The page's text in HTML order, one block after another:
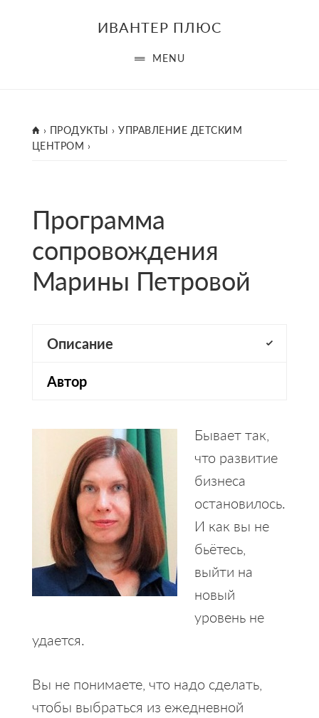
ИВАНТЕР ПЛЮС
MENU
ГЛАВНАЯ
› ПРОДУКТЫ ›УПРАВЛЕНИЕ ДЕТСКИМ
ЦЕНТРОМ ›
Программа
сопровождения
Марины Петровой
Описание
Автор
Бывает так,
что развитие
бизнеса
остановилось.
И как вы не
бьётесь,
выйти на
новый
уровень не
удается.
Вы не понимаете, что надо сделать,
чтобы выбраться из ежедневной